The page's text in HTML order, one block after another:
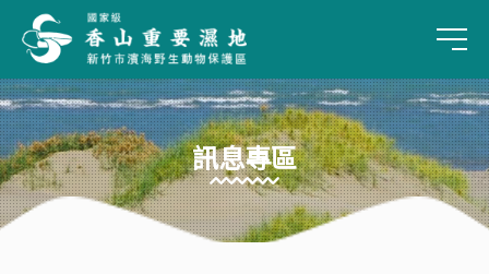
手
訊息專區